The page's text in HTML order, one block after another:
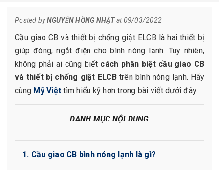
Posted byNGUYỄN HỒNG NHẬTat 09/03/2022
Cầu giao CB và thiết bị chống giật ELCB là hai thiết bị
giúp đóng, ngắt điện cho bình nóng lạnh. Tuy nhiên,
không phải ai cũng biết cách phân biệt cầu giao CB
và thiết bị chống giật ELCBtrên bình nóng lạnh. Hãy
cùng Mỹ Việt tìm hiểu kỹ hơn trong bài viết dưới đây.
DANH MỤC NỘI DUNG
1. Cầu giao CB bình nóng lạnh là gì?